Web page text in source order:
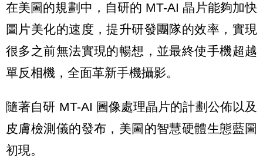
在美圖的規劃中，自研的 MT-AI 晶片能夠加快
圖片美化的速度，提升研發團隊的效率，實現
很多之前無法實現的暢想，並最終使手機超越
單反相機，全面革新手機攝影。
隨著自研 MT-AI 圖像處理晶片的計劃公佈以及
皮膚檢測儀的發布，美圖的智慧硬體生態藍圖
初現。